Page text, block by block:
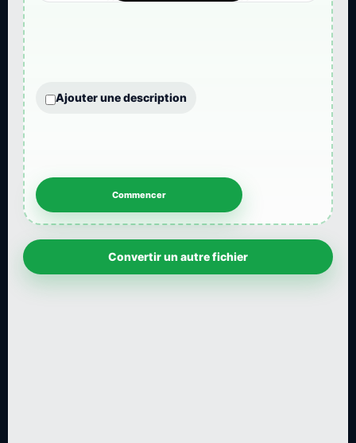
Ajouter une description
Convertir un autre fichier